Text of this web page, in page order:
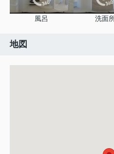
風呂 洗面
地図